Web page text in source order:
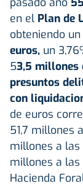
en el Plan de
obteniendo
euros, un
53,5 millones
presuntos
con
de euros
51,7 millones
millones a
millones a
Hacienda